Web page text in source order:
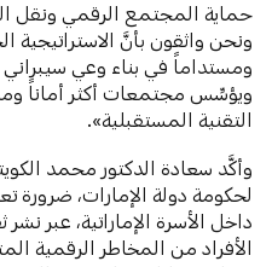
حماية المجتمع الرقمي ونقل
ونحن واثقون بأنَّ الاستراتيجية
ومستداماً في بناء وعي سيبراني
ويؤسِّس مجتمعات أكثر أماناً
التقنية المستقبلية».
وأكَّد سعادة الدكتور محمد
لحكومة دولة الإمارات، ضرورة
داخل الأسرة الإماراتية، عبر
الأفراد من المخاطر الرقمية